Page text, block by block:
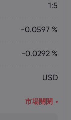
1:5
-0.0597 %
-0.0292 %
USD
市場關閉